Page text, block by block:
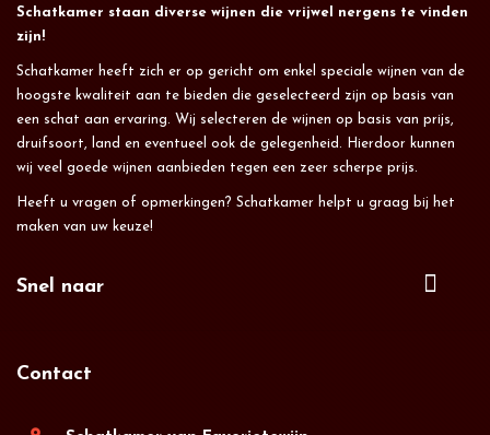
Schatkamer staan diverse wijnen die vrijwel nergens te vinden
zijn!
Schatkamer heeft zich er op gericht om enkel speciale wijnen van de
hoogste kwaliteit aan te bieden die geselecteerd zijn op basis van
een schat aan ervaring. Wij selecteren de wijnen op basis van prijs,
druifsoort, land en eventueel ook de gelegenheid. Hierdoor kunnen
wij veel goede wijnen aanbieden tegen een zeer scherpe prijs.
Heeft u vragen of opmerkingen? Schatkamer helpt u graag bij het
maken van uw keuze!
Snel naar
Contact